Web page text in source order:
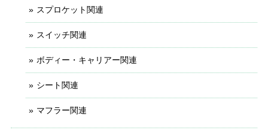
スプロケット関連
スイッチ関連
ボディー・キャリアー関連
シート関連
マフラー関連